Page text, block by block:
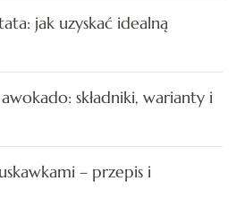
jak uzyskać idealną
składniki, warianty i
– przepis i